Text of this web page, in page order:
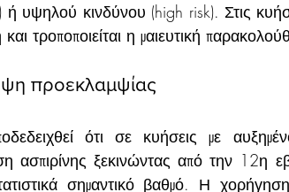
ή υψηλού κινδύνου (high risk). Στις
και τροποποιείται η μαιευτική
προεκλαμψίας
ότι σε κυήσεις με
ασπιρίνης ξεκινώντας από την 12η
σημαντικό βαθμό. Η